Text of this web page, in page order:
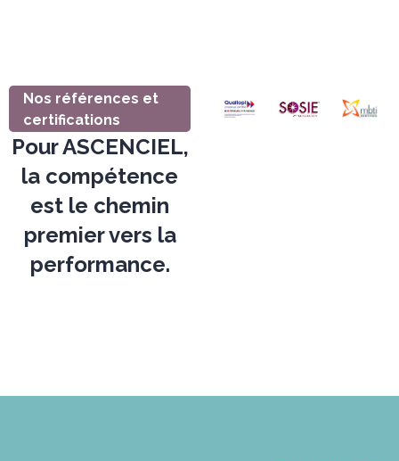
Nos références et
certifications
Pour ASCENCIEL,
la compétence
est le chemin
premier vers la
performance.